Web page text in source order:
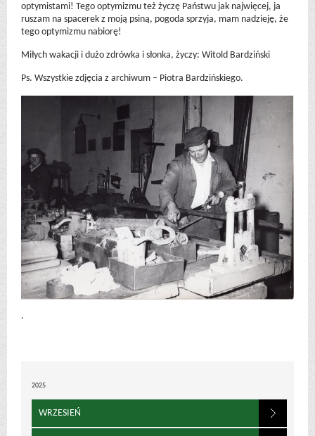
optymistami! Tego optymizmu też życzę Państwu jak najwięcej, ja
ruszam na spacerek z moją psiną, pogoda sprzyja, mam nadzieję, że
tego optymizmu nabiorę!
Miłych wakacji i dużo zdrówka i słonka, życzy: Witold Bardziński
Ps. Wszystkie zdjęcia z archiwum – Piotra Bardzińskiego.
.
2025
WRZESIEŃ